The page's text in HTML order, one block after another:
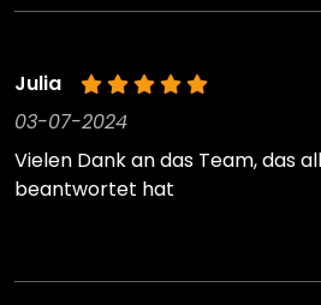
Julia
03-07-2024
Vielen Dank an das Team, das
beantwortet hat